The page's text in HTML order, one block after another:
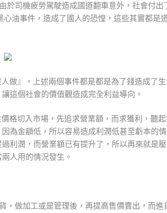
於司機疲勞駕駛造成國道翻車意外，社會付出
油事件，造成了國人的恐惶，這些其實都是
做』，上述兩個事件都是都是為了錢造成了
這個社會的價值觀造成完全利益導向。
格切入市場，先追求營業額，而求獲利，聽
為金額低，所以容易造成利潤低甚至虧本的
利潤，而營業額已有提升了，所以再來就是
人用的情況發生。
，做加工或是管理後，再提高售價賣出，而進